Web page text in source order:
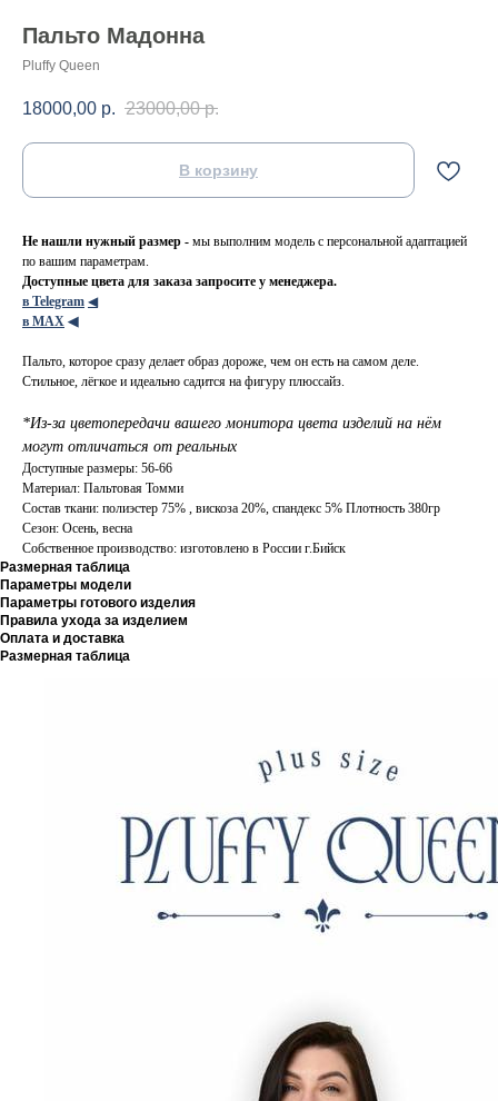
Пальто Мадонна
Pluffy Queen
18000,00 р. 23000,00 р.
В корзину
Не нашли нужный размер - мы выполним модель с персональной адаптацией
по вашим параметрам.
Доступные цвета для заказа запросите у менеджера.
в Telegram ◀
в МАХ ◀
Пальто, которое сразу делает образ дороже, чем он есть на самом деле.
Стильное, лёгкое и идеально садится на фигуру плюссайз.
*Из-за цветопередачи вашего монитора цвета изделий на нём
могут отличаться от реальных
Доступные размеры: 56-66
Материал: Пальтовая Томми
Состав ткани: полиэстер 75% , вискоза 20%, спандекс 5% Плотность 380гр
Сезон: Осень, весна
Собственное производство: изготовлено в России г.Бийск
Размерная таблица
Параметры модели
Параметры готового изделия
Правила ухода за изделием
Оплата и доставка
Размерная таблица